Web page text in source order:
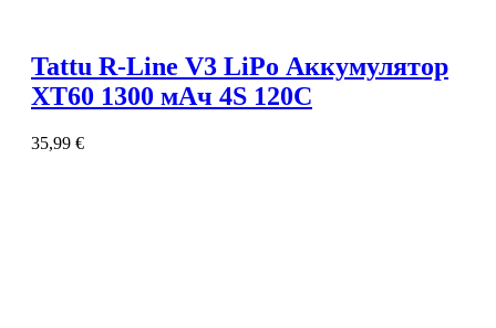
Tattu R-Line V3 LiPo Аккумулятор
XT60 1300 мАч 4S 120C
35,99 €